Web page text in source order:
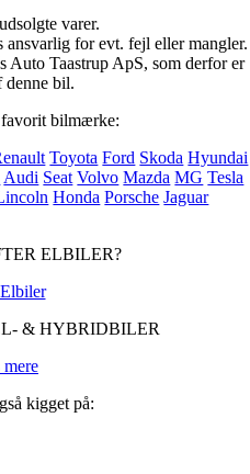
varer.
for evt. fejl eller mangler.
Auto Taastrup ApS, som derfor er
denne bil.
bilmærke:
Toyota Ford Skoda Hyundai
Audi Seat Volvo Mazda MG Tesla
Honda Porsche Jaguar
ELBILER?
& HYBRIDBILER
kigget på: